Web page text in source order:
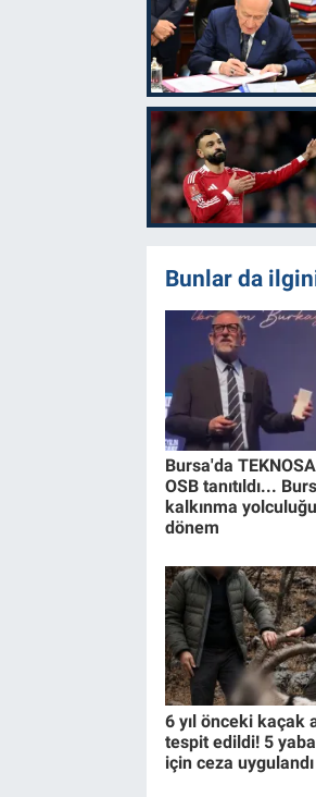
Bunlar da
Bursa'da
OSB tanıtıldı...
kalkınma
dönem
6 yıl önceki kaçak
tespit edildi! 5
için ceza uygulandı